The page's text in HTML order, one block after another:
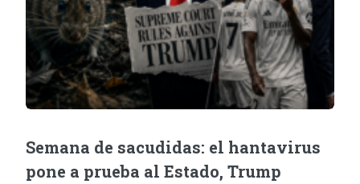
Semana de sacudidas: el hantavirus
pone a prueba al Estado, Trump